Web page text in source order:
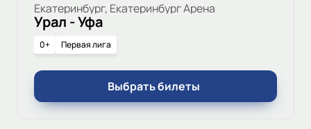
Екатеринбург, Екатеринбург Арена
Урал - Уфа
0+ Первая лига
Выбрать билеты